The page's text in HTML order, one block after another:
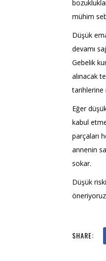
mühim
Düşük
devamı
Gebelik
alınacak
tarihlerine
Eğer
kabul
parçaları
annenin
sokar.
Düşük
SHARE: